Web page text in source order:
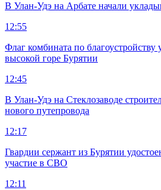
В Улан-Удэ на Арбате начали
12:55
Флаг комбината по благоустройству
высокой горе Бурятии
12:45
В Улан-Удэ на Стеклозаводе
нового путепровода
12:17
Гвардии сержант из Бурятии
участие в СВО
12:11